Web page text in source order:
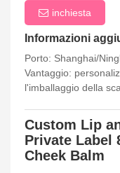
inchiesta
Informazioni
Porto: Shanghai/
Vantaggio:
l'imballaggio della
Custom Lip
Private Label
Cheek Balm